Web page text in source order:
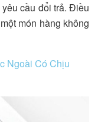
cầu đổi trả. Điều
món hàng không
Ngoài Có Chịu